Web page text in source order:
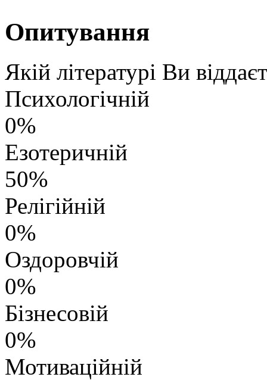
Опитування
Якій літературі Ви
Психологічній
0%
Езотеричній
50%
Релігійній
0%
Оздоровчій
0%
Бізнесовій
0%
Мотиваційній